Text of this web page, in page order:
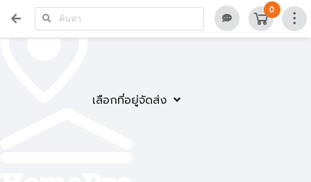
เลือกที่อยู่จัดส่ง
0